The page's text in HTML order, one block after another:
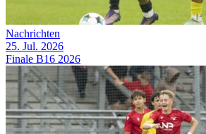
Nachrichten
25. Jul. 2026
Finale B16 2026